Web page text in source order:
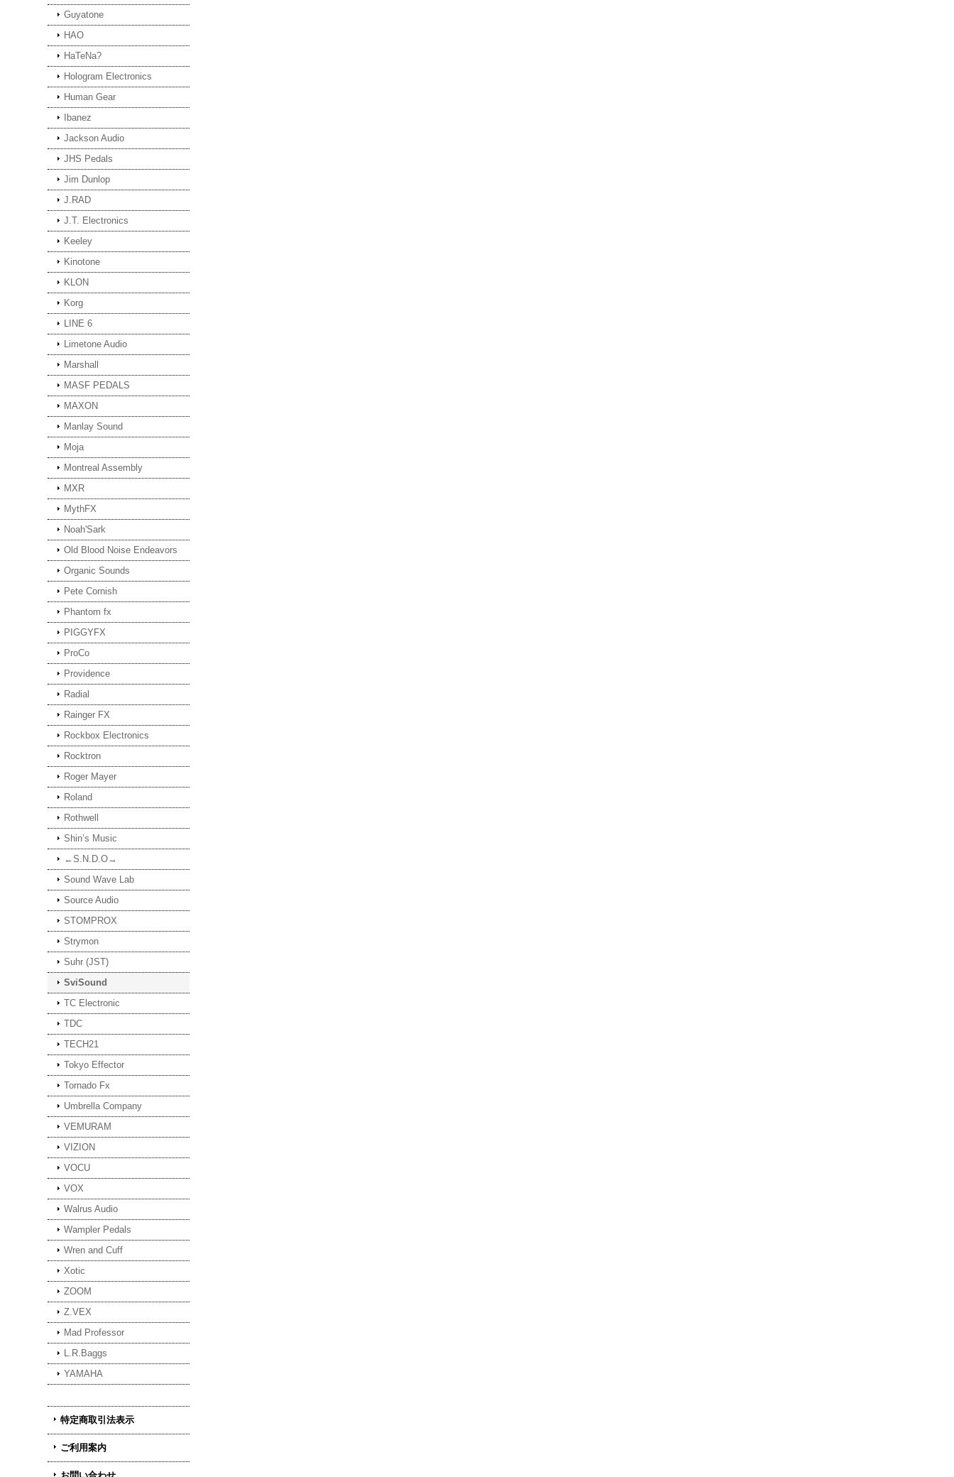
Guyatone
HAO
HaTeNa?
Hologram Electronics
Human Gear
Ibanez
Jackson Audio
JHS Pedals
Jim Dunlop
J.RAD
J.T. Electronics
Keeley
Kinotone
KLON
Korg
LINE 6
Limetone Audio
Marshall
MASF PEDALS
MAXON
Manlay Sound
Moja
Montreal Assembly
MXR
MythFX
Noah'Sark
Old Blood Noise Endeavors
Organic Sounds
Pete Cornish
Phantom fx
PIGGYFX
ProCo
Providence
Radial
Rainger FX
Rockbox Electronics
Rocktron
Roger Mayer
Roland
Rothwell
Shin’s Music
←S.N.D.O→
Sound Wave Lab
Source Audio
STOMPROX
Strymon
Suhr (JST)
SviSound
TC Electronic
TDC
TECH21
Tokyo Effector
Tornado Fx
Umbrella Company
VEMURAM
VIZION
VOCU
VOX
Walrus Audio
Wampler Pedals
Wren and Cuff
Xotic
ZOOM
Z.VEX
Mad Professor
L.R.Baggs
YAMAHA
特定商取引法表示
ご利用案内